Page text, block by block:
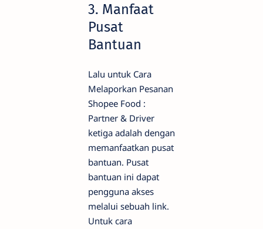
3. Manfaat
Pusat
Bantuan
Lalu untuk Cara
Melaporkan Pesanan
Shopee Food :
Partner & Driver
ketiga adalah dengan
memanfaatkan pusat
bantuan. Pusat
bantuan ini dapat
pengguna akses
melalui sebuah link.
Untuk cara